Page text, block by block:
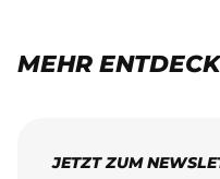
MEHR
JETZT ZUM